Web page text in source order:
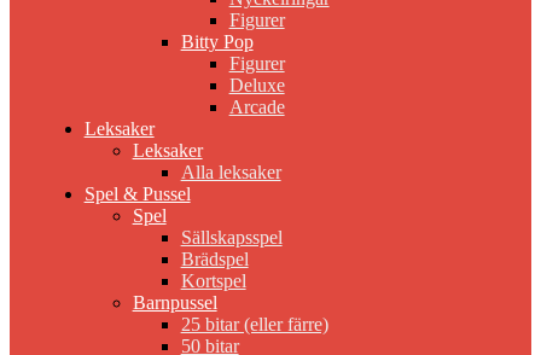
Figurer
Bitty Pop
Figurer
Deluxe
Arcade
Leksaker
Leksaker
Alla leksaker
Spel & Pussel
Spel
Sällskapsspel
Brädspel
Kortspel
Barnpussel
25 bitar (eller färre)
50 bitar